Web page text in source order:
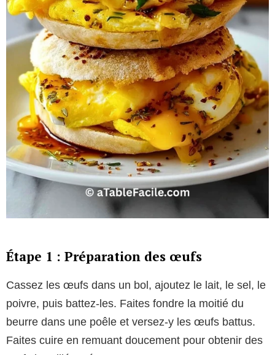
Étape 1 : Préparation des œufs
Cassez les œufs dans un bol, ajoutez le lait, le sel, le
poivre, puis battez-les. Faites fondre la moitié du
beurre dans une poêle et versez-y les œufs battus.
Faites cuire en remuant doucement pour obtenir des